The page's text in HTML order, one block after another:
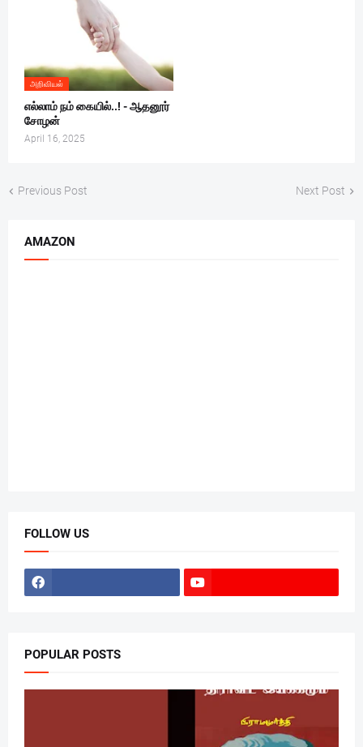
அறிவியல்
எல்லாம் நம் கையில்..! - ஆதனூர்
சோழன்
April 16, 2025
Previous Post Next Post
AMAZON
FOLLOW US
POPULAR POSTS